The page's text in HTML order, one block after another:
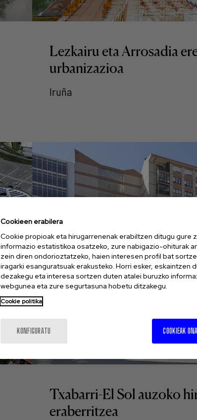
Lezkairu eta Arrosadia
urbanizazioa
Iruña
Txabarri-El Sol auzoko
eraberritzea
Cookieen erabilera
Cookie propioak eta hirugarrenenak erabiltzen ditugu gure
informazio estatistikoa osatzeko, zure nabigazio-ohiturak
zein diren ondorioztatzeko, haien interesen profil bat
iragarki esanguratsuak erakusteko. Horri esker, eskaintzen
dezakegu eta interesa sortzen duten atalei buruzko
webgunea eta zure segurtasuna hobetu ditzakegu.
Cookie politika
KONFIGURATU COOKIEAK